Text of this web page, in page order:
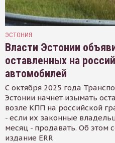
ЭСТОНИЯ
Власти Эстонии
оставленных на
автомобилей
С октября 2025 года
Эстонии начнет изымать
возле КПП на российской
- если их законные
месяц - продавать. Об этом
издание ERR